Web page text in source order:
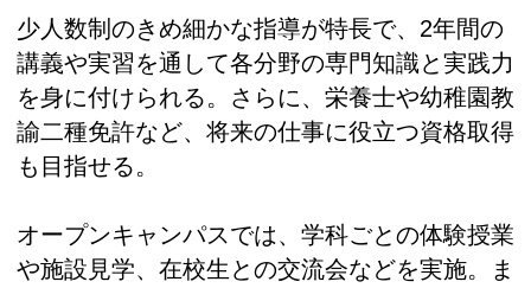
少人数制のきめ細かな指導が特長で、2年間の
講義や実習を通して各分野の専門知識と実践力
を身に付けられる。さらに、栄養士や幼稚園教
諭二種免許など、将来の仕事に役立つ資格取得
も目指せる。
オープンキャンパスでは、学科ごとの体験授業
や施設見学、在校生との交流会などを実施。ま